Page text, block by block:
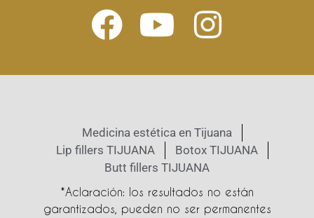
Medicina estética en Tijuana
Lip fillers TIJUANA
Botox TIJUANA
Butt fillers TIJUANA
*Aclaración: los resultados no están
garantizados, pueden no ser permanentes